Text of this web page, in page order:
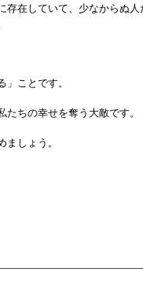
在していて、少なからぬ
ことです。
ちの幸せを奪う大敵です。
しょう。